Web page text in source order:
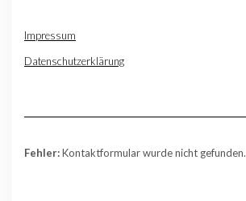
Impressum
Datenschutzerklärung
Fehler:Kontaktformular wurde nicht gefunden.